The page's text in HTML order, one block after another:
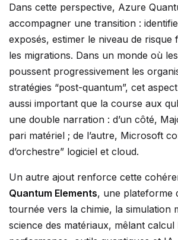
Dans cette perspective, Azure
accompagner une transition :
exposés, estimer le niveau de
les migrations. Dans un monde où
poussent progressivement les
stratégies “post-quantum”, cet
aussi important que la course aux
une double narration : d’un côté,
pari matériel ; de l’autre, Microsoft
d’orchestre” logiciel et cloud.
Un autre ajout renforce cette
Quantum Elements, une plateforme
tournée vers la chimie, la simulation
science des matériaux, mêlant calcul